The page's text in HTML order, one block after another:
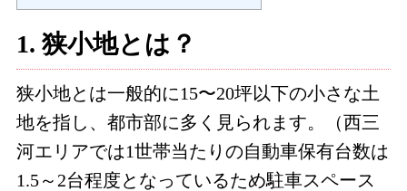
1. 狭小地とは？
狭小地とは一般的に15〜20坪以下の小さな土
地を指し、都市部に多く見られます。（西三
河エリアでは1世帯当たりの自動車保有台数は
1.5～ 2台程度となっているため駐車スペース